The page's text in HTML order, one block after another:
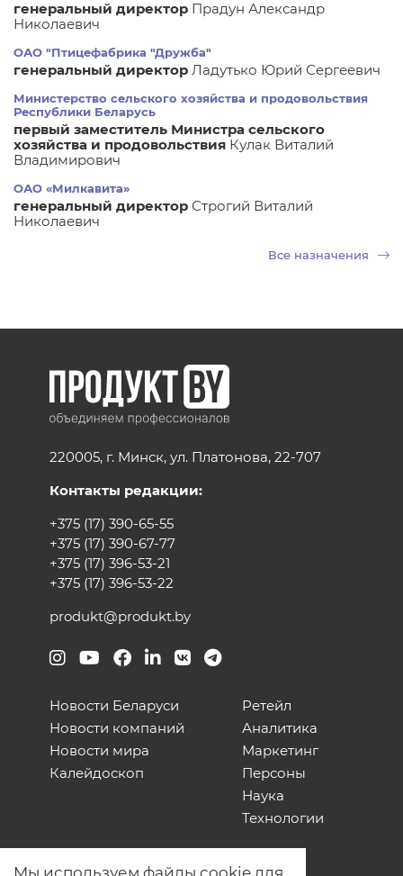
генеральный директор Прадун Александр
Николаевич
ОАО "Птицефабрика "Дружба"
генеральный директор Ладутько Юрий Сергеевич
Министерство сельского хозяйства и продовольствия
Республики Беларусь
первый заместитель Министра сельского
хозяйства и продовольствия Кулак Виталий
Владимирович
ОАО «Милкавита»
генеральный директор Строгий Виталий
Николаевич
Все назначения
220005, г. Минск, ул. Платонова, 22-707
Контакты редакции:
+375 (17) 390-65-55
+375 (17) 390-67-77
+375 (17) 396-53-21
+375 (17) 396-53-22
produkt@produkt.by
Новости Беларуси
Новости компаний
Новости мира
Калейдоскоп
Ретейл
Аналитика
Маркетинг
Персоны
Наука
Технологии
О нас